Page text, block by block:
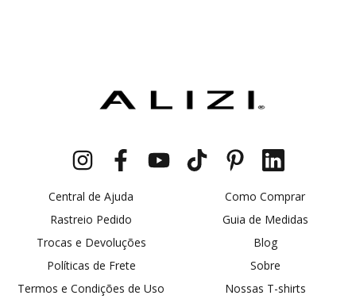
Central de Ajuda
Rastreio Pedido
Trocas e Devoluções
Políticas de Frete
Termos e Condições de Uso
Como Comprar
Guia de Medidas
Blog
Sobre
Nossas T-shirts